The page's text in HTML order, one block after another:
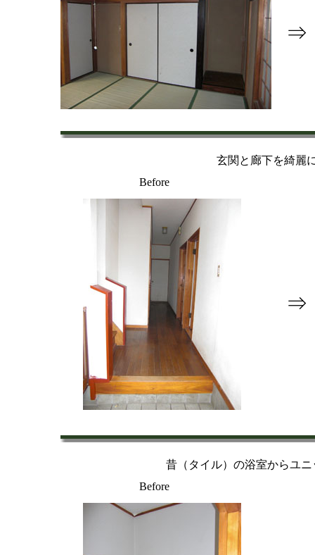
⇒
玄関と廊下を綺麗
Before
⇒
昔（タイル）の浴室からユ
Before